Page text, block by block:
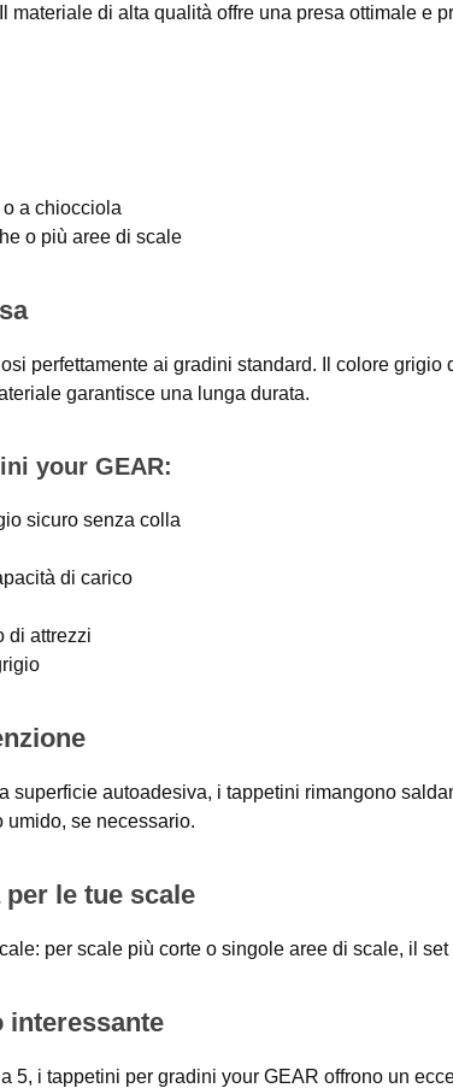
di alta qualità offre una presa ottimale e
a chiocciola
o più aree di scale
perfettamente ai gradini standard. Il colore
garantisce una lunga durata.
your GEAR:
sicuro senza colla
di carico
di attrezzi
superficie autoadesiva, i tappetini rimangono
umido, se necessario.
le tue scale
per scale più corte o singole aree di scale, il
interessante
5, i tappetini per gradini your GEAR offrono un